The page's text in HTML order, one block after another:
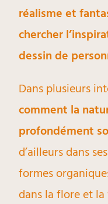
réalisme et
chercher
dessin de
Dans plusieurs
comment la
profondément
d’ailleurs dans
formes
dans la flore et